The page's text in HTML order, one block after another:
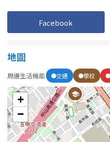
5~10樓
~
格局
不拘
Facebook
地圖
周邊生活機能 交通 學校
+
−